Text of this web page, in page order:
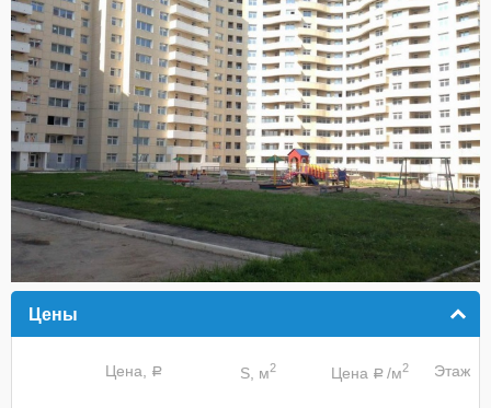
Цены
Цена, a S, м2 Цена a /м2 Этаж